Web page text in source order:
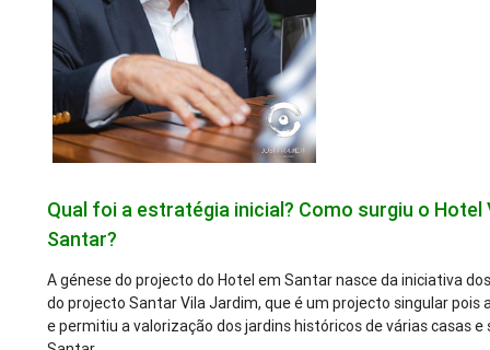
Qual foi a estratégia inicial? Como surgiu o Hotel
Santar?
A génese do projecto do Hotel em Santar nasce da iniciativa
do projecto Santar Vila Jardim, que é um projecto singular pois
e permitiu a valorização dos jardins históricos de várias casas e